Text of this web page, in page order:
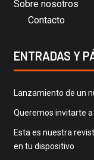
Sobre nosotros
Contacto
ENTRADAS Y
Lanzamiento de un
Queremos invitarte a
Esta es nuestra
en tu dispositivo